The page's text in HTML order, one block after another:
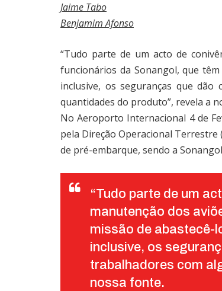
Jaime Tabo
Benjamim Afonso
“Tudo parte de um acto de
funcionários da Sonangol, que
inclusive, os seguranças que
quantidades do produto”, revela a
No Aeroporto Internacional 4 de
pela Direção Operacional Terrestre
de pré-embarque, sendo a
“Tudo parte de um
manutenção dos
missão de abastecê-
inclusive, os
trabalhadores com
nossa fonte.